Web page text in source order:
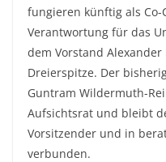
fungieren künftig als Co-
Verantwortung für das
dem Vorstand
Dreierspitze. Der
Guntram Wildermuth-
Aufsichtsrat und bleibt
Vorsitzender und in
verbunden.